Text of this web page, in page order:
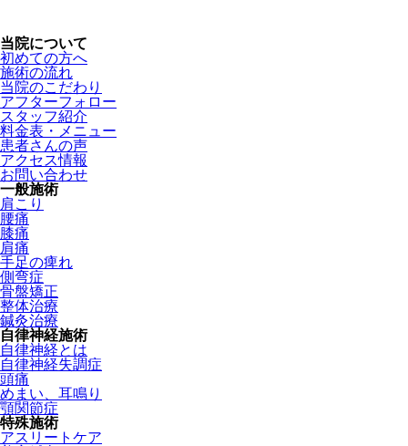
施術の流れ
当院のこだわり
アフターフォロー
スタッフ紹介
料金表・メニュー
患者さんの声
アクセス情報
お問い合わせ
一般施術
肩こり
腰痛
膝痛
肩痛
手足の痺れ
側弯症
骨盤矯正
整体治療
鍼灸治療
自律神経施術
自律神経とは
自律神経失調症
頭痛
めまい、耳鳴り
顎関節症
特殊施術
アスリートケア
美容鍼灸
自賠責保険